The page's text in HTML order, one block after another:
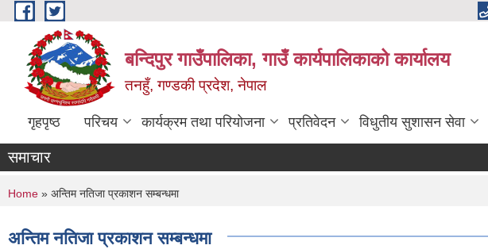
Skip to main content
बन्दिपुर गाउँपालिका, गाउँ कार्यपालिकाको कार्यालय
तनहुँ, गण्डकी प्रदेश, नेपाल
गृहपृष्ठ परिचय कार्यक्रम तथा परियोजना प्रतिवेदन विधुतीय सुशासन सेवा
समाचार
You are here
Home » अन्तिम नतिजा प्रकाशन सम्बन्धमा
अन्तिम नतिजा प्रकाशन सम्बन्धमा